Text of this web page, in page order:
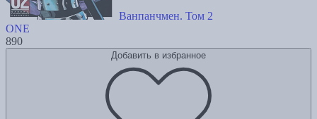
Ванпанчмен. Том 2
ONE
890
Добавить в избранное